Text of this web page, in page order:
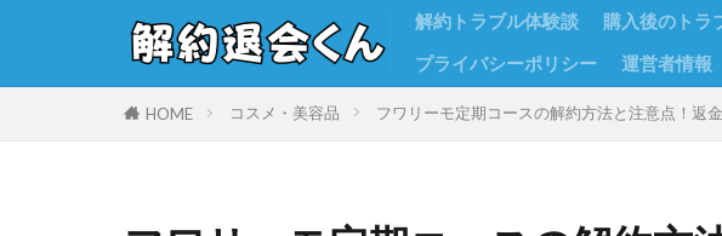
解約トラブル体験談 購入後のトラ
プライバシーポリシー
運営者情報
HOME コスメ・美容品 フワリーモ定期コースの解約方法と注意点！返